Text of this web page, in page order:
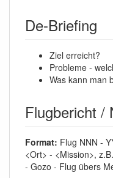
De-Briefing
Ziel erreicht?
Probleme -
Was kann man
Flugbericht /
Format: Flug NNN -
<Ort> - <Mission>,
- Gozo - Flug übers